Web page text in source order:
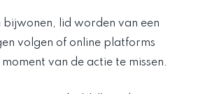
bijwonen, lid worden van een
volgen of online platforms
van de actie te missen.